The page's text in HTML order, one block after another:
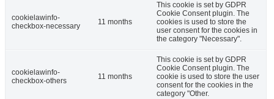
cookielawinfo-
checkbox-necessary
11 months
This cookie is set by GDPR
Cookie Consent plugin. The
cookies is used to store the
user consent for the cookies in
the category "Necessary".
cookielawinfo-
checkbox-others
11 months
This cookie is set by GDPR
Cookie Consent plugin. The
cookie is used to store the user
consent for the cookies in the
category "Other.